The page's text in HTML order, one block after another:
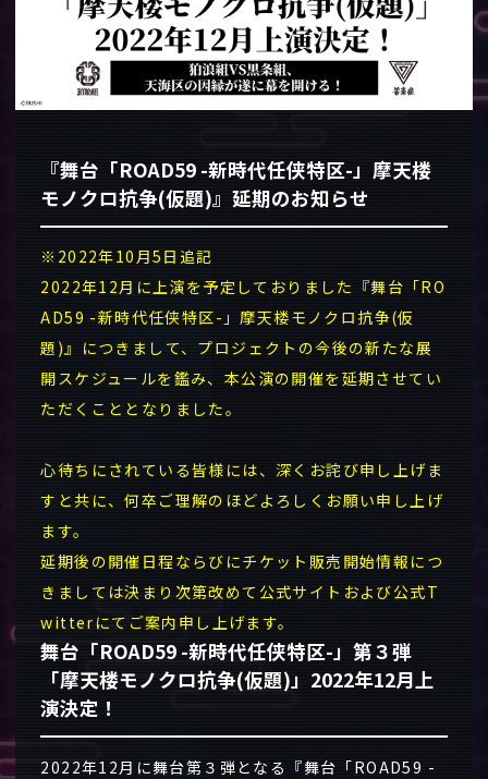
『舞台「ROAD59 -新時代任侠特区-」摩天楼
モノクロ抗争(仮題)』延期のお知らせ
※2022年10月5日追記
2022年12月に上演を予定しておりました『舞台「RO
AD59 -新時代任侠特区-」摩天楼モノクロ抗争(仮
題)』につきまして、プロジェクトの今後の新たな展
開スケジュールを鑑み、本公演の開催を延期させてい
ただくこととなりました。
心待ちにされている皆様には、深くお詫び申し上げま
すと共に、何卒ご理解のほどよろしくお願い申し上げ
ます。
延期後の開催日程ならびにチケット販売開始情報につ
きましては決まり次第改めて公式サイトおよび公式T
witterにてご案内申し上げます。
舞台「ROAD59 -新時代任侠特区-」第３弾
「摩天楼モノクロ抗争(仮題)」2022年12月上
演決定！
2022年12月に舞台第３弾となる『舞台「ROAD59 -